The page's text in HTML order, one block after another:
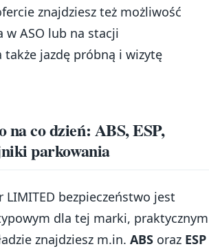
znajdziesz też możliwość
w ASO lub na stacji
także jazdę próbną i wizytę
na co dzień: ABS, ESP,
parkowania
LIMITED bezpieczeństwo jest
dla tej marki, praktycznym
znajdziesz m.in. ABS oraz ESP